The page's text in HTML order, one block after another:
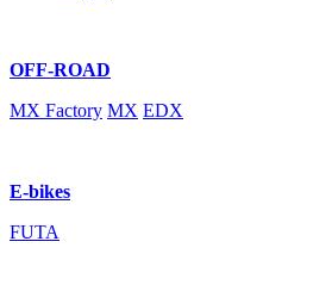
OFF-ROAD
MX Factory MX EDX
E-bikes
FUTA